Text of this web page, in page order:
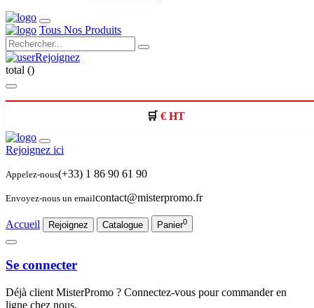
Tous Nos Produits
Rejoignez
total ()
€ HT
Rejoignez ici
Appelez-nous(+33) 1 86 90 61 90
Envoyez-nous un emailcontact@misterpromo.fr
Accueil Rejoignez Catalogue Panier0
Se connecter
Déjà client MisterPromo ? Connectez-vous pour commander en
ligne chez nous.